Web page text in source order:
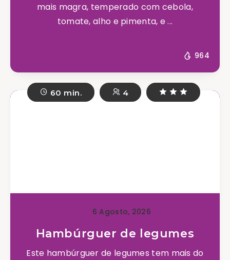
mais magra, temperado com cebola,
tomate, alho e pimenta, e ...
964
60 min. 4
6 Agosto, 2026
Hambúrguer de legumes
Este hambúrguer de legumes tem mais do